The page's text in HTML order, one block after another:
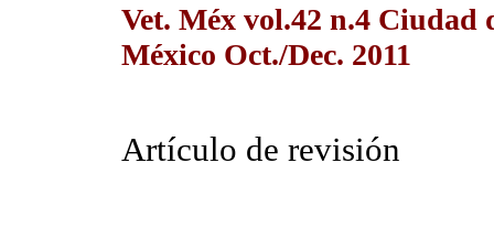
Vet. Méx vol.42 n.4 Ciudad
México Oct./Dec. 2011
Artículo de revisión